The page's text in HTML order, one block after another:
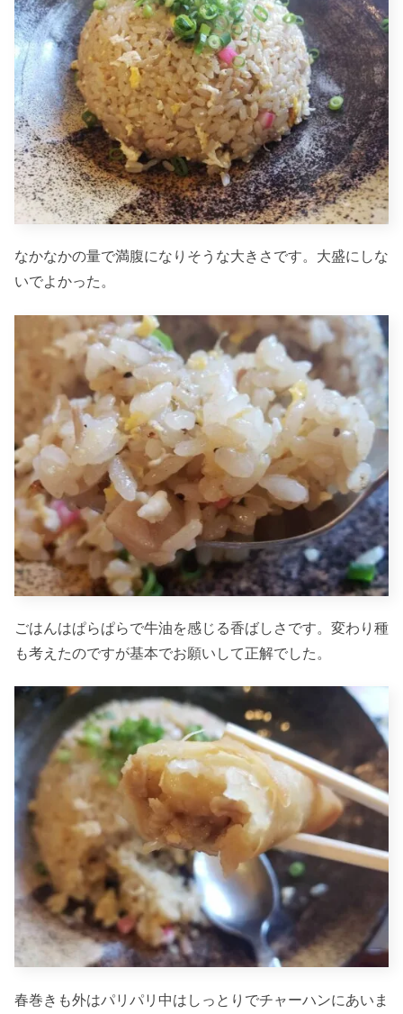
なかなかの量で満腹になりそうな大きさです。大盛にしな
いでよかった。
ごはんはぱらぱらで牛油を感じる香ばしさです。変わり種
も考えたのですが基本でお願いして正解でした。
春巻きも外はパリパリ中はしっとりでチャーハンにあいま